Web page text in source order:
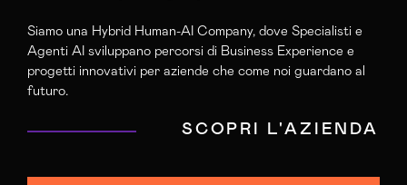
Siamo una Hybrid Human-AI Company, dove Specialisti e
Agenti AI sviluppano percorsi di Business Experience e
progetti innovativi per aziende che come noi guardano al
futuro.
SCOPRI L'AZIENDA